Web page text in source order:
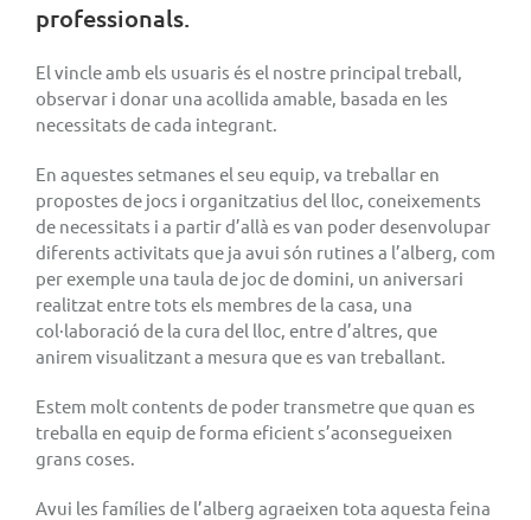
professionals.
El vincle amb els usuaris és el nostre principal treball,
observar i donar una acollida amable, basada en les
necessitats de cada integrant.
En aquestes setmanes el seu equip, va treballar en
propostes de jocs i organitzatius del lloc, coneixements
de necessitats i a partir d’allà es van poder desenvolupar
diferents activitats que ja avui són rutines a l’alberg, com
per exemple una taula de joc de domini, un aniversari
realitzat entre tots els membres de la casa, una
col·laboració de la cura del lloc, entre d’altres, que
anirem visualitzant a mesura que es van treballant.
Estem molt contents de poder transmetre que quan es
treballa en equip de forma eficient s’aconsegueixen
grans coses.
Avui les famílies de l’alberg agraeixen tota aquesta feina